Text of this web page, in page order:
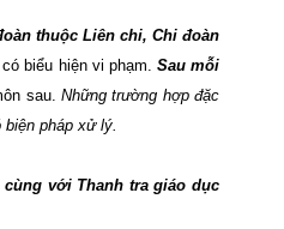
thuộc Liên chi, Chi đoàn
biểu hiện vi phạm. Sau mỗi
sau.Những trường hợp đặc
pháp xử lý.
với Thanh tra giáo dục